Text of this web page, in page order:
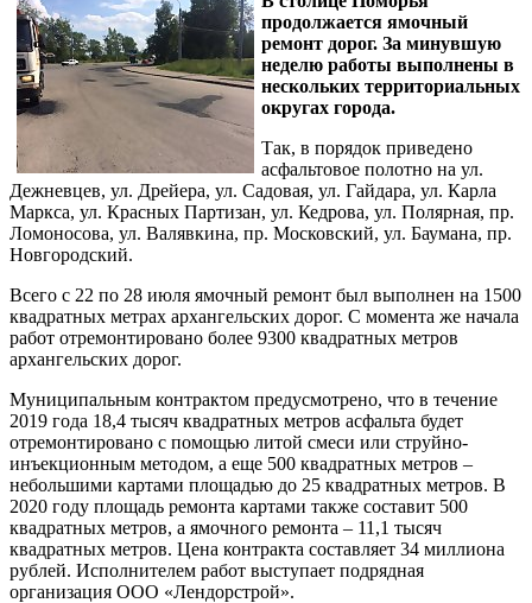
продолжается ямочный
ремонт дорог. За минувшую
неделю работы выполнены в
нескольких территориальных
округах города.
Так, в порядок приведено
асфальтовое полотно на ул.
Дежневцев, ул. Дрейера, ул. Садовая, ул. Гайдара, ул. Карла
Маркса, ул. Красных Партизан, ул. Кедрова, ул. Полярная, пр.
Ломоносова, ул. Валявкина, пр. Московский, ул. Баумана, пр.
Новгородский.
Всего с 22 по 28 июля ямочный ремонт был выполнен на 1500
квадратных метрах архангельских дорог. С момента же начала
работ отремонтировано более 9300 квадратных метров
архангельских дорог.
Муниципальным контрактом предусмотрено, что в течение
2019 года 18,4 тысяч квадратных метров асфальта будет
отремонтировано с помощью литой смеси или струйно-
инъекционным методом, а еще 500 квадратных метров –
небольшими картами площадью до 25 квадратных метров. В
2020 году площадь ремонта картами также составит 500
квадратных метров, а ямочного ремонта – 11,1 тысяч
квадратных метров. Цена контракта составляет 34 миллиона
рублей. Исполнителем работ выступает подрядная
организация ООО «Лендорстрой».